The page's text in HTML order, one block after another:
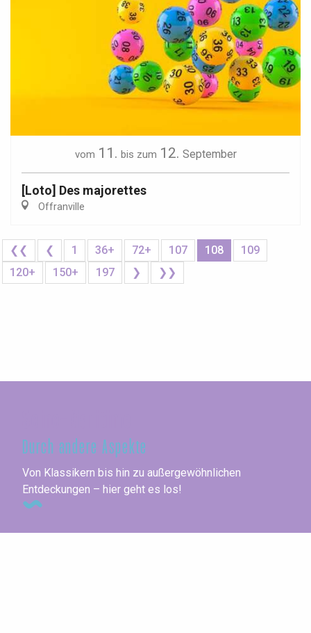
vom 11. bis zum 12. September
[Loto] Des majorettes
Offranville
❮❮ ❮ 1 36+ 72+ 107 108
109
120+
150+ 197 ❯ ❯❯
Durch andere Aspekte
Von Klassikern bis hin zu außergewöhnlichen
Entdeckungen – hier geht es los!